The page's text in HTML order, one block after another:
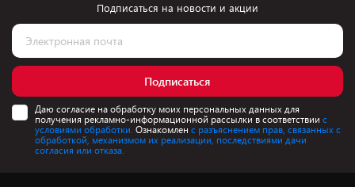
Подписаться на новости и акции
Подписаться
Даю согласие на обработку моих персональных данных для
получения рекламно-информационной рассылки в соответствии с
условиями обработки. Ознакомлен с разъяснением прав, связанных с
обработкой, механизмом их реализации, последствиями дачи
согласия или отказа.